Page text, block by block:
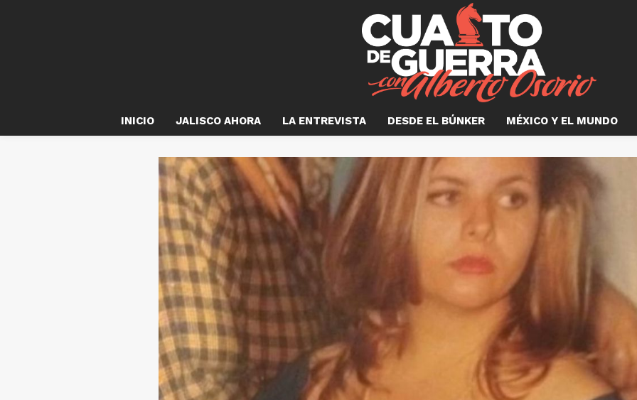
INICIO JALISCO AHORA LA ENTREVISTA DESDE EL BÚNKER MÉXICO Y EL MUNDO